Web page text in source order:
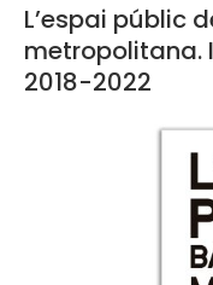
L’espai públic
metropolitana.
2018-2022